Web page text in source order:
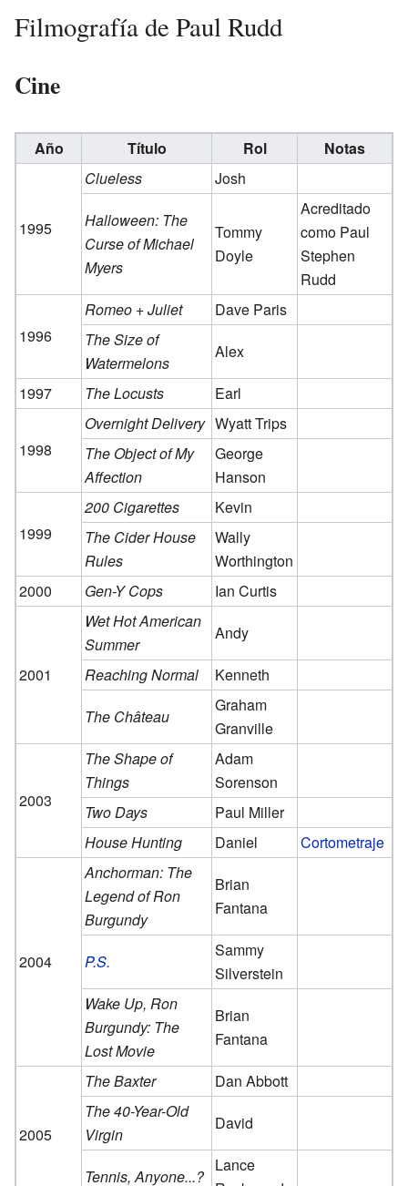
Filmografía de Paul Rudd
Cine
Año Título Rol Notas
1995
Clueless
Josh
Halloween: The
Curse of Michael
Myers
Tommy
Doyle
Acreditado
como Paul
Stephen
Rudd
1996
Romeo + Juliet
Dave Paris
The Size of
Watermelons
Alex
1997
The Locusts Earl
1998
Overnight Delivery Wyatt Trips
The Object of My
Affection
George
Hanson
1999
200 Cigarettes
Kevin
The Cider House
Rules
Wally
Worthington
2000
Gen-Y Cops Ian Curtis
2001
Wet Hot American
Summer
Andy
Reaching Normal
Kenneth
The Château
Graham
Granville
2003
The Shape of
Things
Adam
Sorenson
Two Days
Paul Miller
House Hunting
Daniel Cortometraje
2004
Anchorman: The
Legend of Ron
Burgundy
Brian
Fantana
P.S.
Sammy
Silverstein
Wake Up, Ron
Burgundy: The
Lost Movie
Brian
Fantana
2005
The Baxter
Dan Abbott
The 40-Year-Old
Virgin
David
Tennis, Anyone...?
Lance